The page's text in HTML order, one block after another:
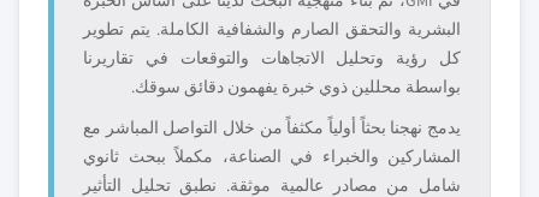
البشرية والتحقق الصارم والشفافية الكاملة. يتم تطوير
كل رؤية وتحليل الاتجاهات والتوقعات في تقاريرنا
بواسطة محللين ذوي خبرة يفهمون دقائق سوقك.
يدمج نهجنا بحثاً أولياً مكثفاً من خلال التواصل المباشر مع
المشاركين والخبراء في الصناعة، مكملاً ببحث ثانوي
شامل من مصادر عالمية موثقة. نطبق تحليل التأثير